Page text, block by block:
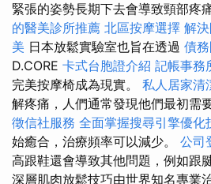
緊張的姿勢長期下去會導致頸部疼
的醫美診所推薦 北區按摩選擇 解
美 日本放鬆實驗室也旨在透過 債
D.CORE 卡式台胞證介紹 記帳事務
完美按摩椅成為現實。 私人居家清
解疼痛，人們通常發現他們最初需
徵信社服務 全面掌握搜尋引擎優化
始癒合，治療頻率可以減少。 公司
高跟鞋還會導致其他問題，例如跟
深層肌肉放鬆技巧由世界知名專業